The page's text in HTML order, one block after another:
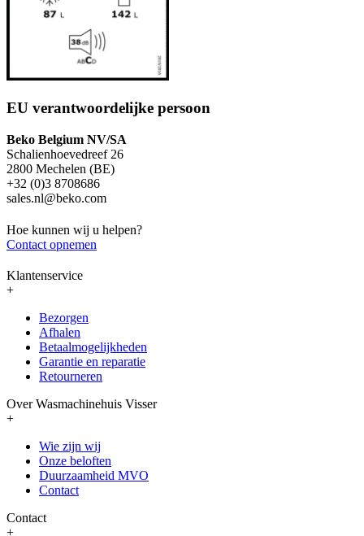
EU verantwoordelijke persoon
Beko Belgium NV/SA
Schalienhoevedreef 26
2800 Mechelen (BE)
+32 (0)3 8708686
sales.nl@beko.com
Hoe kunnen wij u helpen?
Contact opnemen
Klantenservice
+
Bezorgen
Afhalen
Betaalmogelijkheden
Garantie en reparatie
Retourneren
Over Wasmachinehuis Visser
+
Wie zijn wij
Onze beloften
Duurzaamheid MVO
Contact
Contact
+